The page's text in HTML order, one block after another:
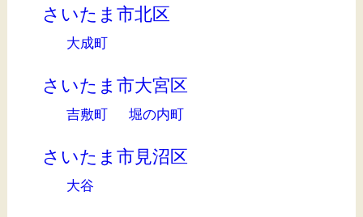
さいたま市北区
大成町
さいたま市大宮区
吉敷町 堀の内町
さいたま市見沼区
大谷